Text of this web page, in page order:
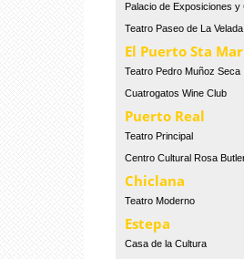
Palacio de Exposiciones y
Teatro Paseo de La Velada
El Puerto Sta
Teatro Pedro Muñoz Seca
Cuatrogatos Wine Club
Puerto Real
Teatro Principal
Centro Cultural Rosa
Chiclana
Teatro Moderno
Estepa
Casa de la Cultura